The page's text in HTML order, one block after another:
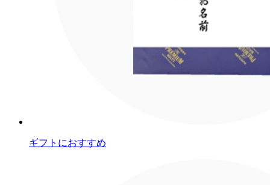
ギフトにおすすめ